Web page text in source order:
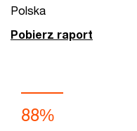
Polska
Pobierz raport
88%